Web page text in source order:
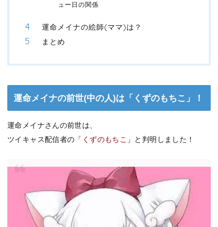
ュー日の関係
運命メイナの絵師(ママ)は？
まとめ
運命メイナの前世(中の人)は「くずのもちこ」！
運命メイナさんの前世は、
ツイキャス配信者の「 くずのもちこ 」と判明しました！